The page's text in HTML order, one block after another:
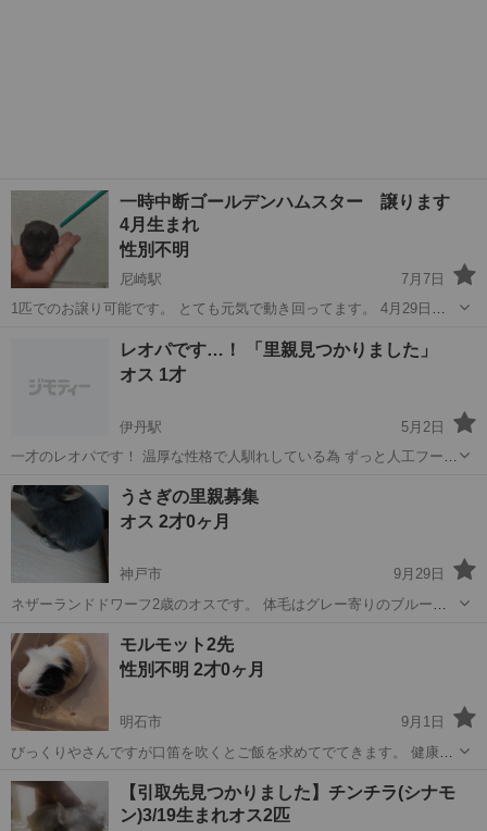
一時中断ゴールデンハムスター 譲ります
4月生まれ
性別不明
尼崎駅
7月7日
1匹でのお譲り可能です。 とても元気で動き回ってます。 4月29日生
望の子でない場合も引き取りいただける方でお願いします。 とても元
尼崎駅 ハムスター
レオパです…！ 「里親見つかりました」
オス 1才
伊丹駅
5月2日
一才のレオパです！ 温厚な性格で人馴れしている為 ずっと人工フード
麗な黄色です☺️ 尻尾も細くなくですが比較的小さくて痩せ型です 元気
に歩き回っているので健康...
兵庫 伊丹市 伊丹駅 その他
うさぎの里親募集
オス 2才0ヶ月
神戸市
9月29日
ネザーランドドワーフ2歳のオスです。 体毛はグレー寄りのブルーで
ペロしてきます！ トイレ以外ではしません。 めちゃくちゃ元気です。
部屋中走り...
兵庫 神戸市 ブルー
モルモット2先
性別不明 2才0ヶ月
明石市
9月1日
びっくりやさんですが口笛を吹くとご飯を求めてでてきます。 健康的
兵庫 明石市 その他 モルモット
【引取先見つかりました】チンチラ(シナモ
ン)3/19生まれオス2匹